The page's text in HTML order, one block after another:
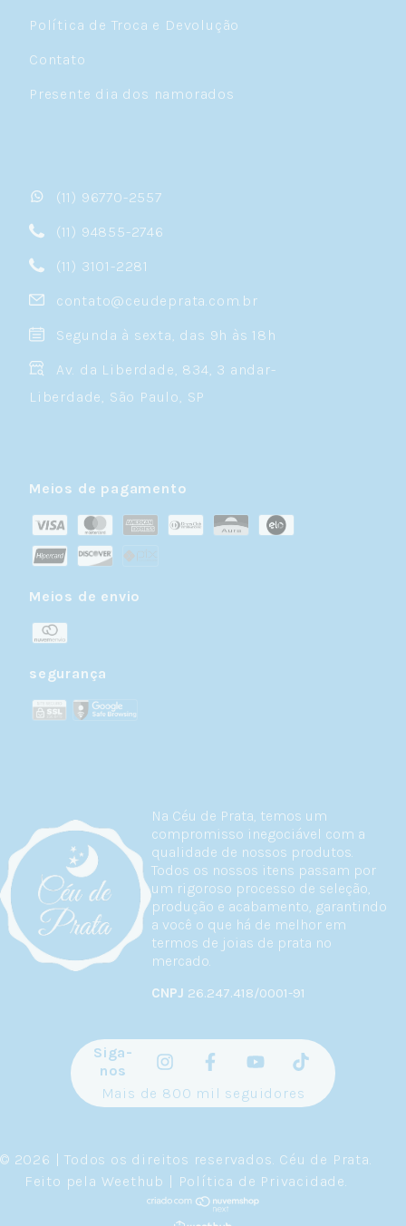
Na Céu de Prata, temos um
compromisso inegociável com a
qualidade de nossos produtos.
Todos os nossos itens passam por
um rigoroso processo de seleção,
produção e acabamento, garantindo
a você o que há de melhor em
termos de joias de prata no
mercado.
CNPJ 26.247.418/0001-91
Política de Troca e Devolução
Contato
Presente dia dos namorados
(11) 96770-2557
(11) 94855-2746
(11) 3101-2281
contato@ceudeprata.com.br
Segunda à sexta, das 9h às 18h
Av. da Liberdade, 834, 3 andar-
Liberdade, São Paulo, SP
Meios de pagamento
Meios de envio
segurança
Siga-
nos
Mais de 800 mil seguidores
© 2026 | Todos os direitos reservados. Céu de Prata.
Feito pela Weethub | Política de Privacidade.